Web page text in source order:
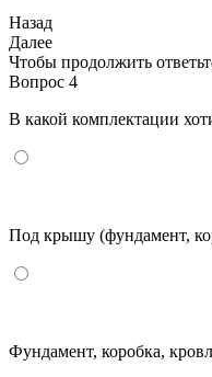
Назад
Далее
Чтобы продолжить
Вопрос 4
В какой комплектации
Под крышу (фундамент,
Фундамент, коробка,